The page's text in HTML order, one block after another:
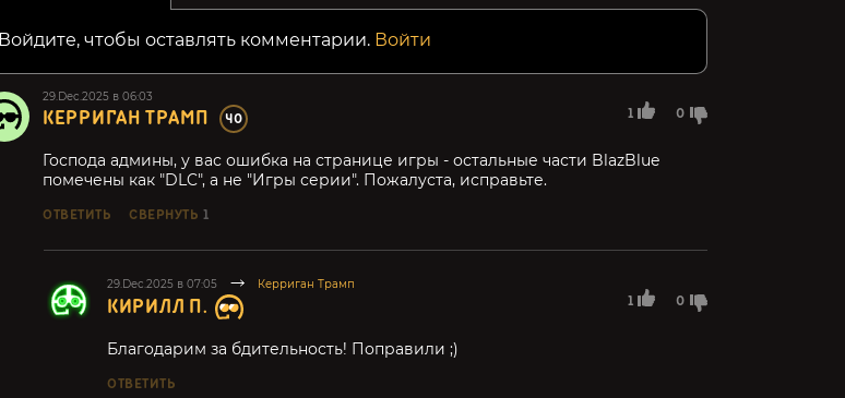
Войдите, чтобы оставлять комментарии. Войти
29.Dec.2025 в 06:03
КЕРРИГАН ТРАМП 40 1 0
Господа админы, у вас ошибка на странице игры - остальные части BlazBlue
помечены как "DLC", а не "Игры серии". Пожалуста, исправьте.
ОТВЕТИТЬ СВЕРНУТЬ 1
29.Dec.2025 в 07:05 Керриган Трамп
КИРИЛЛ П. 1 0
Благодарим за бдительность! Поправили ;)
ОТВЕТИТЬ